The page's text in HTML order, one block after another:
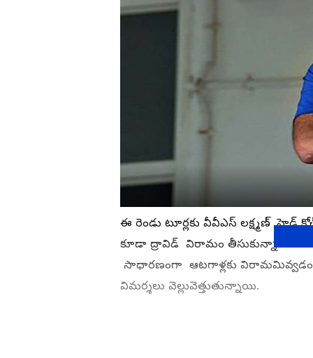
ఈ రెండు టూర్లకు వీవీఎస్ లక్ష్మణ్
కూడా ద్రావిడ్ విరామం తీసుకున్నాడు.
సాధారణంగా ఆటగాళ్లకు
విమర్శలు వెల్లువెత్తుతున్నాయి.